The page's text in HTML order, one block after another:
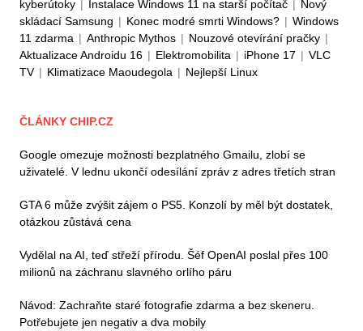
kyberútoky | Instalace Windows 11 na starší počítač | Nový
skládací Samsung | Konec modré smrti Windows? | Windows
11 zdarma | Anthropic Mythos | Nouzové otevírání pračky |
Aktualizace Androidu 16 | Elektromobilita | iPhone 17 | VLC
TV | Klimatizace Maoudegola | Nejlepší Linux
ČLÁNKY CHIP.CZ
Google omezuje možnosti bezplatného Gmailu, zlobí se
uživatelé. V lednu ukončí odesílání zpráv z adres třetích stran
GTA 6 může zvýšit zájem o PS5. Konzolí by měl být dostatek,
otázkou zůstává cena
Vydělal na AI, teď střeží přírodu. Šéf OpenAI poslal přes 100
milionů na záchranu slavného orlího páru
Návod: Zachraňte staré fotografie zdarma a bez skeneru.
Potřebujete jen negativ a dva mobily